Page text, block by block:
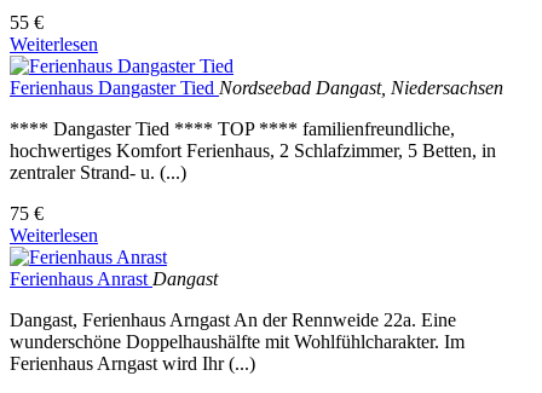
55 €
Weiterlesen
Ferienhaus Dangaster Tied Nordseebad Dangast, Niedersachsen
**** Dangaster Tied **** TOP **** familienfreundliche,
hochwertiges Komfort Ferienhaus, 2 Schlafzimmer, 5 Betten, in
zentraler Strand- u. (...)
75 €
Weiterlesen
Ferienhaus AnrastDangast
Dangast, Ferienhaus Arngast An der Rennweide 22a. Eine
wunderschöne Doppelhaushälfte mit Wohlfühlcharakter. Im
Ferienhaus Arngast wird Ihr (...)